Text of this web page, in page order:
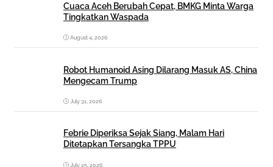
Cuaca Aceh Berubah Cepat, BMKG Minta Warga
Tingkatkan Waspada
August 4, 2026
Robot Humanoid Asing Dilarang Masuk AS, China
Mengecam Trump
July 31, 2026
Febrie Diperiksa Sejak Siang, Malam Hari
Ditetapkan Tersangka TPPU
July 25, 2026